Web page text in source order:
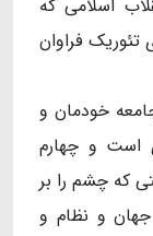
اسلامی که
فراوان
خودمان و
است و چهارم‌
که چشم را بر
و نظام و